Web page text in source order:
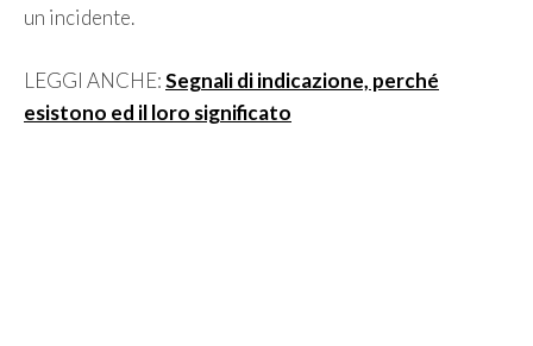
un incidente.
LEGGI ANCHE:Segnali di indicazione, perché
esistono ed il loro significato